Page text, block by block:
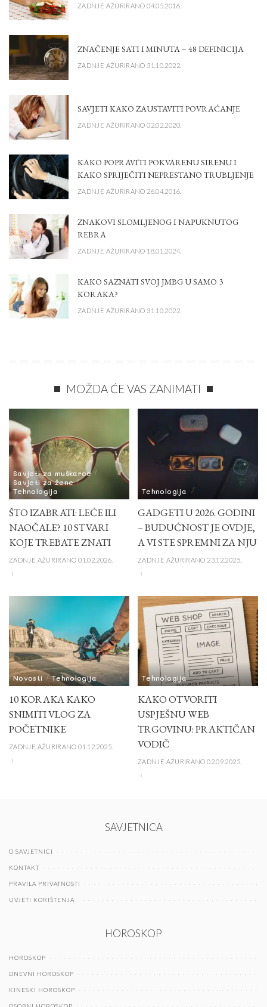
ZADNJE AŽURIRANO 04.05.2016.
ZNAČENJE SATI I MINUTA – 48 DEFINICIJA
ZADNJE AŽURIRANO 31.10.2022.
SAVJETI KAKO ZAUSTAVITI POVRAĆANJE
ZADNJE AŽURIRANO 02.02.2020.
KAKO POPRAVITI POKVARENU SIRENU I
KAKO SPRIJEČITI NEPRESTANO TRUBLJENJE
ZADNJE AŽURIRANO 26.04.2016.
ZNAKOVI SLOMLJENOG I NAPUKNUTOG
REBRA
ZADNJE AŽURIRANO 18.01.2024.
KAKO SAZNATI SVOJ JMBG U SAMO 3
KORAKA?
ZADNJE AŽURIRANO 31.10.2022.
MOŽDA ĆE VAS ZANIMATI
Savjeti za muškarce
Savjeti za žene
Tehnologija
ŠTO IZABRATI: LEĆE ILI
NAOČALE? 10 STVARI
KOJE TREBATE ZNATI
ZADNJE AŽURIRANO 01.02.2026.
Tehnologija
GADGETI U 2026. GODINI
– BUDUĆNOST JE OVDJE,
A VI STE SPREMNI ZA NJU
ZADNJE AŽURIRANO 23.12.2025.
Novosti Tehnologija
10 KORAKA KAKO
SNIMITI VLOG ZA
POČETNIKE
ZADNJE AŽURIRANO 01.12.2025.
Tehnologija
KAKO OTVORITI
USPJEŠNU WEB
TRGOVINU: PRAKTIČAN
VODIČ
ZADNJE AŽURIRANO 02.09.2025.
SAVJETNICA
O SAVJETNICI
KONTAKT
PRAVILA PRIVATNOSTI
UVJETI KORIŠTENJA
HOROSKOP
HOROSKOP
DNEVNI HOROSKOP
KINESKI HOROSKOP